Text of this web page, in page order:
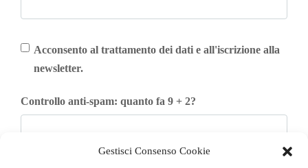
Gestisci Consenso Cookie
Acconsento al trattamento dei dati e all'iscrizione alla
newsletter.
Controllo anti-spam: quanto fa 9 + 2?